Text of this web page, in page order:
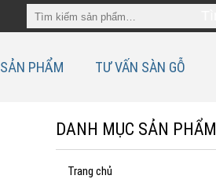
SẢN PHẨM TƯ VẤN SÀN GỖ
DANH MỤC SẢN PHẨM
Trang chủ